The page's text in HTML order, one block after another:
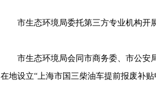
市生态环境局委托第三方专业机构开展
市生态环境局会同市商务委、市公安
在地设立“上海市国三柴油车提前报废补